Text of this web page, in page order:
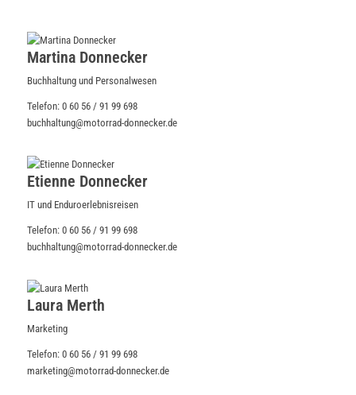
Martina Donnecker
Buchhaltung und Personalwesen
Telefon: 0 60 56 / 91 99 698
buchhaltung@motorrad-donnecker.de
Etienne Donnecker
IT und Enduroerlebnisreisen
Telefon: 0 60 56 / 91 99 698
buchhaltung@motorrad-donnecker.de
Laura Merth
Marketing
Telefon: 0 60 56 / 91 99 698
marketing@motorrad-donnecker.de